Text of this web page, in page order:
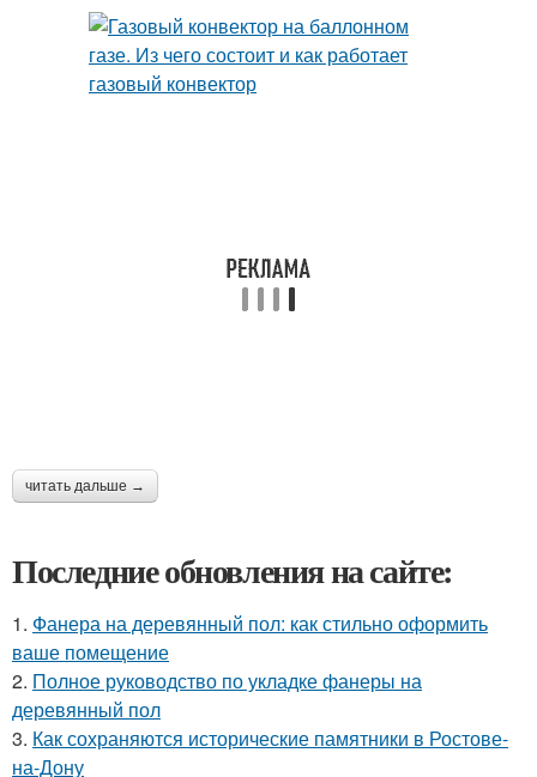
читать дальше →
Последние обновления на сайте:
1. Фанера на деревянный пол: как стильно оформить
ваше помещение
2. Полное руководство по укладке фанеры на
деревянный пол
3. Как сохраняются исторические памятники в Ростове-
на-Дону